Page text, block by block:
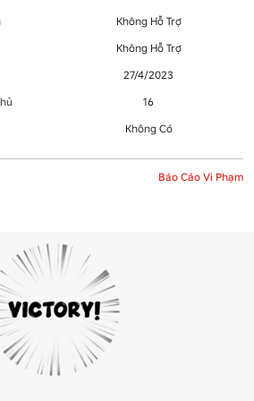
Không Hỗ Trợ
Không Hỗ Trợ
27/4/2023
16
Không Có
Báo Cáo Vi Phạm